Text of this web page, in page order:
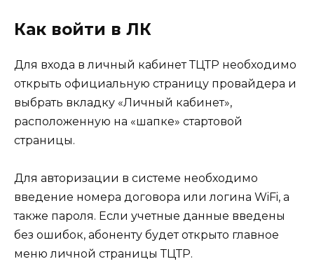
Как войти в ЛК
Для входа в личный кабинет ТЦТР необходимо
открыть официальную страницу провайдера и
выбрать вкладку «Личный кабинет»,
расположенную на «шапке» стартовой
страницы.
Для авторизации в системе необходимо
введение номера договора или логина WiFi, а
также пароля. Если учетные данные введены
без ошибок, абоненту будет открыто главное
меню личной страницы ТЦТР.